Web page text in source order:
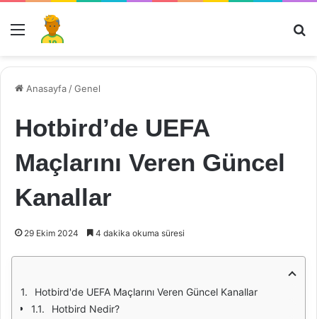
Menü
Anasayfa /Genel
Hotbird’de UEFA
Maçlarını Veren Güncel
Kanallar
29 Ekim 2024 4 dakika okuma süresi
Hotbird'de UEFA Maçlarını Veren Güncel Kanallar
Hotbird Nedir?